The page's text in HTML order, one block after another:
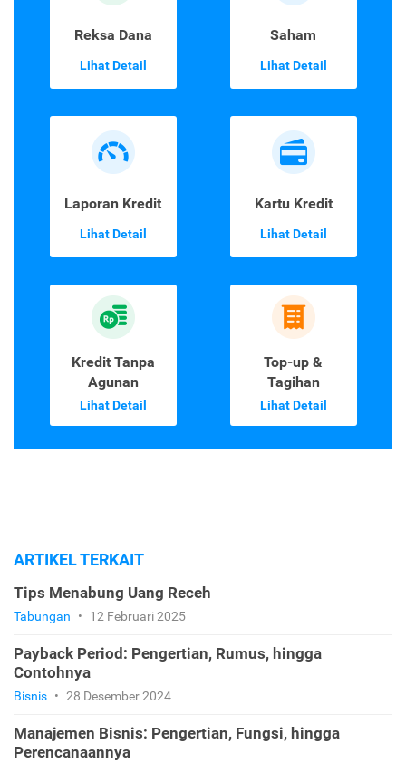
Reksa Dana
Lihat Detail
Saham
Lihat Detail
Laporan Kredit
Lihat Detail
Kartu Kredit
Lihat Detail
Kredit Tanpa
Agunan
Lihat Detail
Top-up &
Tagihan
Lihat Detail
ARTIKEL TERKAIT
Tips Menabung Uang Receh
Tabungan • 12 Februari 2025
Payback Period: Pengertian, Rumus, hingga
Contohnya
Bisnis • 28 Desember 2024
Manajemen Bisnis: Pengertian, Fungsi, hingga
Perencanaannya